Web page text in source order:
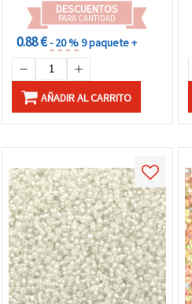
DESCUENTOS
PARA CANTIDAD
0.88 €- 20 %9 paquete +
AÑADIR AL CARRITO